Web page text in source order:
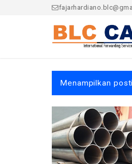
Menampilkan